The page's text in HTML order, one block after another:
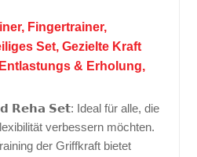
Fingertrainer,
Set, Gezielte Kraft
& Erholung,
𝗥𝗲𝗵𝗮 𝗦𝗲𝘁: Ideal für alle, die
verbessern möchten.
der Griffkraft bietet